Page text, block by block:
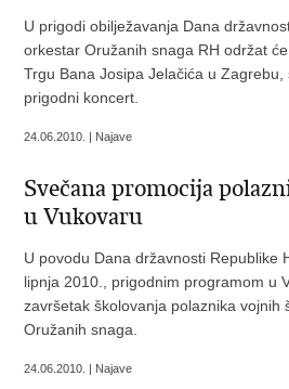
U prigodi obilježavanja Dana
orkestar Oružanih snaga RH održat
Trgu Bana Josipa Jelačića u
prigodni koncert.
24.06.2010. | Najave
Svečana promocija
u Vukovaru
U povodu Dana državnosti Republike
lipnja 2010., prigodnim programom u
završetak školovanja polaznika vojnih
Oružanih snaga.
24.06.2010. | Najave